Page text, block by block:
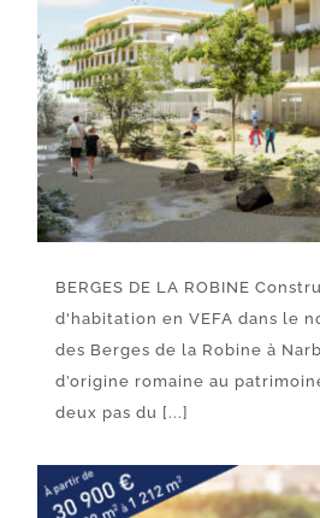
BERGES DE LA ROBINE
d'habitation en VEFA dans le
des Berges de la Robine à
d’origine romaine au
deux pas du [...]